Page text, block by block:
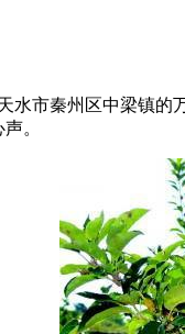
市秦州区中梁镇的
。